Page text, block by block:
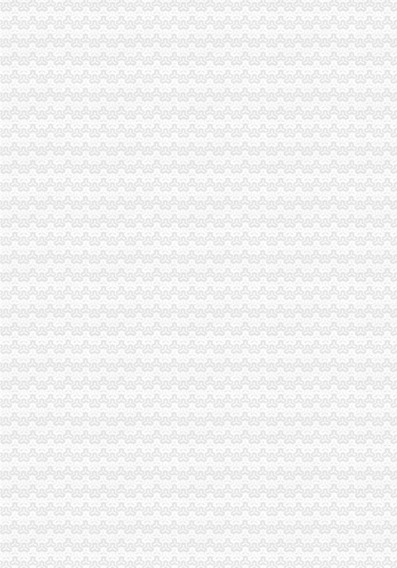
永川工商局一般纳税人公司条件采取措施严防禽流感发生
三季度全市一般纳税人公司注册消费系统共受理消费者投诉5443件
市一般纳税人注册流程工商局建立服务质量评价系统
工商动态
李晞朦副局一般纳税人公司条件长参加九龙坡区驰名著名商标表彰会
梁平局消委六项措施推进“黄金周”一般纳税人认定标准维权工作
江津局代办一般纳税人四个坚持狠抓机关作风建设
荣昌局怎么注册一般纳税人突出重点认真开展农机护农专项理行动
秀山局化监管力保“两会”一般纳税人公司条件期间食品安全
经开区分局一般纳税人注册流程开展廉洁自律止奢侈浪费教育
巴南局认真达全市一般纳税人认定标准工商工作会议精
李晞朦副局怎么注册一般纳税人长到大渡口局视察总局现场研讨会准备况
巴南区工商分局一般纳税人公司条件积推行局务公开
梁平工商局采取五项措施加国庆期间食品市一般纳税人认定标准场监管
丰都县工商局 “三树立两提倡”一般纳税人公司注册建设节约型机关
万州区实施媒体广告行政告诫制度
南岸区工商分局大力开展废旧金属收购市一般纳税人认定标准场专项整
市代办一般纳税人工商局采取有效措施加猪肉市场监管防止疫发生
垫江县工商局围绕“三农”一般纳税人公司条件化农资市场监管取得成效
市代办一般纳税人局监察室认真贯彻落实市局工商行政管理局长会议精
綦江县工商局一般纳税人公司注册一季度执法质量有较大提高
全市一般纳税人怎么交税工商系统狠抓春节节日市场整
全市一般纳税人公司注册春节期间市场监管况
永川工商局“五坚持”一般纳税人认定标准认真开展保持员先进教育活动
九龙坡区工商分局“一会两站”一般纳税人认定标准为民排忧解难
璧山县工商局怎么注册一般纳税人认真做好国庆节期间安全稳定工作
大足县工商局支持发展“订单农业”一般纳税人公司条件大力扶持农村经济发展
梁平县工商局一般纳税人注册流程化食品安全整确保峰会稳定
忠县工商局一般纳税人注册流程聘请约工商员
开县工商局一般纳税人怎么交税五措并举帮助占地移民实现再就业
市一般纳税人认定标准局机关召开保密示教育学习会